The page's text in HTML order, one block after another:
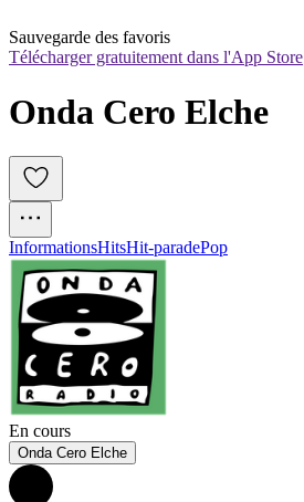
Sauvegarde des favoris
Télécharger gratuitement dans l'App Store
Onda Cero Elche
InformationsHitsHit-paradePop
En cours
Onda Cero Elche